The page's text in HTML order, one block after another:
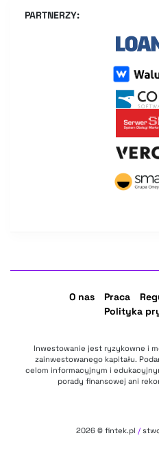
PARTNERZY:
O nas Praca
Polityka
Inwestowanie jest ryzykowne i
zainwestowanego kapitału.
celom informacyjnym i
porady finansowej ani
2026 © fintek.pl /